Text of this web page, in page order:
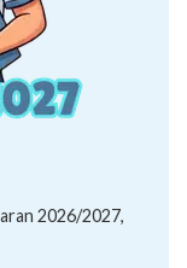
2026/2027,